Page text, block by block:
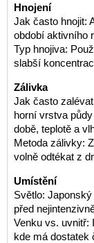
Hnojení
Jak často hnojit:
období aktivního
Typ hnojiva:
slabší
Zálivka
Jak často
horní vrstva
době, teplotě a
Metoda zálivky:
volně odtékat z
Umístění
Světlo:
před
Venku vs. uvnitř:
kde má dostatek